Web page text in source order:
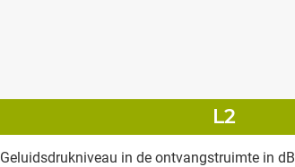
L2
Geluidsdrukniveau in de ontvangstruimte in dB